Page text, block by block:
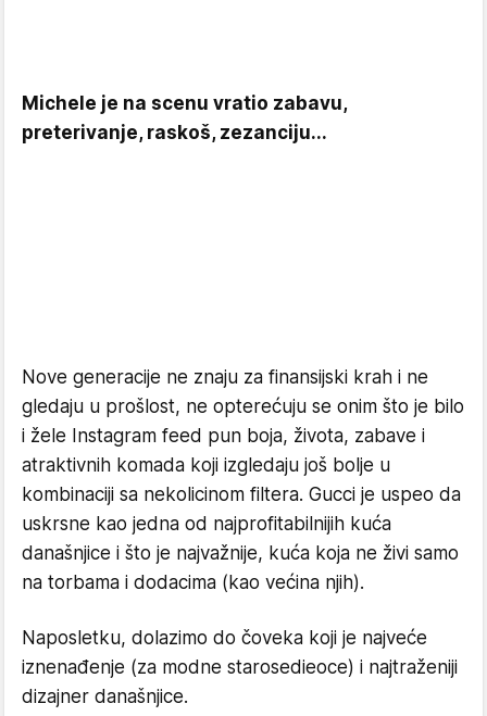
Michele je na scenu vratio zabavu,
preterivanje, raskoš, zezanciju...
Nove generacije ne znaju za finansijski krah i ne
gledaju u prošlost, ne opterećuju se onim što je bilo
i žele Instagram feed pun boja, života, zabave i
atraktivnih komada koji izgledaju još bolje u
kombinaciji sa nekolicinom filtera. Gucci je uspeo da
uskrsne kao jedna od najprofitabilnijih kuća
današnjice i što je najvažnije, kuća koja ne živi samo
na torbama i dodacima (kao većina njih).
Naposletku, dolazimo do čoveka koji je najveće
iznenađenje (za modne starosedieoce) i najtraženiji
dizajner današnjice.